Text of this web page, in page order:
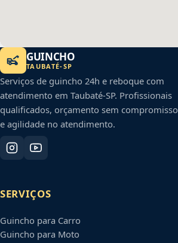
GUINCHO
TAUBATÉ-SP
Serviços de guincho 24h e reboque com
atendimento em Taubaté-SP. Profissionais
qualificados, orçamento sem compromisso
e agilidade no atendimento.
SERVIÇOS
Guincho para Carro
Guincho para Moto